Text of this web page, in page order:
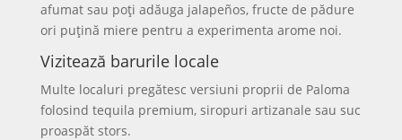
afumat sau poți adăuga jalapeños, fructe de pădure
ori puțină miere pentru a experimenta arome noi.
Vizitează barurile locale
Multe localuri pregătesc versiuni proprii de Paloma
folosind tequila premium, siropuri artizanale sau suc
proaspăt stors.